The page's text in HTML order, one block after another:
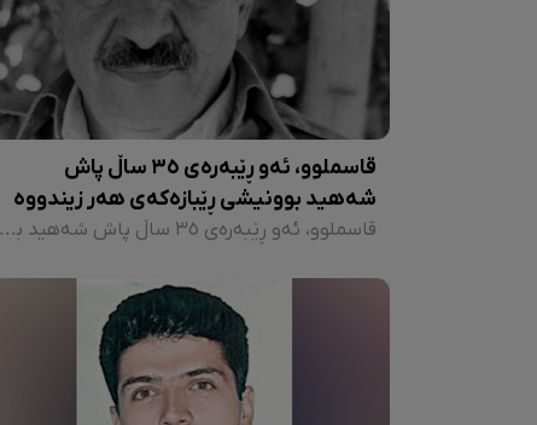
قاسملوو، ئەو ڕێبەرەی ٣٥ ساڵ پاش
شەهید بوونیشی ڕێبازەکەی هەر زیندووە
قاسملوو، ئەو ڕێبەرەی ٣٥ ساڵ پاش شەهید بوونیشی ڕێبازەکەی هەر زیندووە